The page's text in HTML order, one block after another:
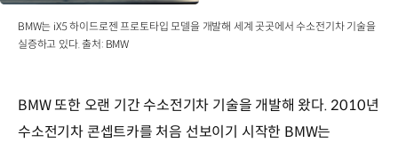
BMW는 iX5 하이드로젠 프로토타입 모델을 개발해 세계 곳곳에서 수소전기차 기술을
실증하고 있다. 출처: BMW
BMW 또한 오랜 기간 수소전기차 기술을 개발해 왔다. 2010년
수소전기차 콘셉트카를 처음 선보이기 시작한 BMW는